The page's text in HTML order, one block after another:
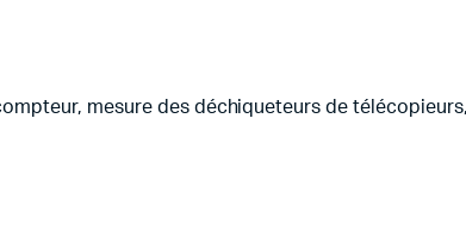
mesure des déchiqueteurs de